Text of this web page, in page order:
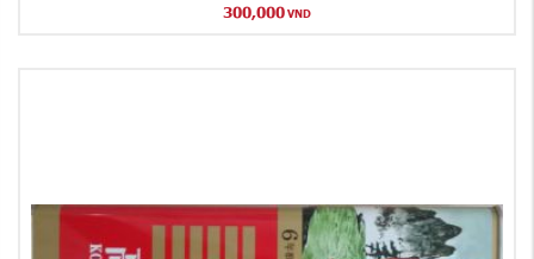
300,000 VND